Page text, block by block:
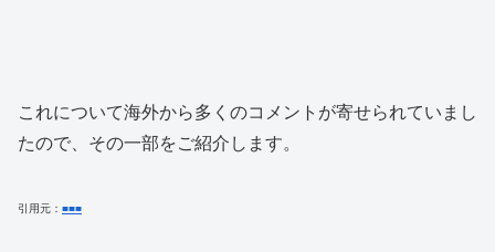
これについて海外から多くのコメントが寄せられていまし
たので、その一部をご紹介します。
引用元： ■■■